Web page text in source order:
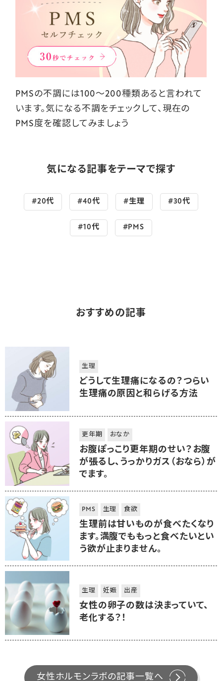
PMSの不調には100～200種類あると言われて
います。気になる不調をチェックして、現在の
PMS度を確認してみましょう
気になる記事をテーマで探す
#20代 #40代 #生理 #30代
#10代 #PMS
おすすめの記事
生理
どうして生理痛になるの？つらい
生理痛の原因と和らげる方法
更年期 おなか
お腹ぽっこり更年期のせい？お腹
が張るし、うっかりガス（おなら）が
でます。
PMS 生理 食欲
生理前は甘いものが食べたくなり
ます。満腹でももっと食べたいとい
う欲が止まりません。
生理 妊娠 出産
女性の卵子の数は決まっていて、
老化する？！
女性ホルモンラボの記事一覧へ